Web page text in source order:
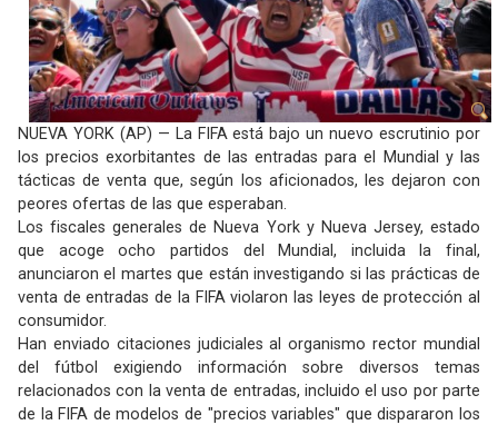
NUEVA YORK (AP) — La FIFA está bajo un nuevo escrutinio por
los precios exorbitantes de las entradas para el Mundial y las
tácticas de venta que, según los aficionados, les dejaron con
peores ofertas de las que esperaban.
Los fiscales generales de Nueva York y Nueva Jersey, estado
que acoge ocho partidos del Mundial, incluida la final,
anunciaron el martes que están investigando si las prácticas de
venta de entradas de la FIFA violaron las leyes de protección al
consumidor.
Han enviado citaciones judiciales al organismo rector mundial
del fútbol exigiendo información sobre diversos temas
relacionados con la venta de entradas, incluido el uso por parte
de la FIFA de modelos de "precios variables" que dispararon los